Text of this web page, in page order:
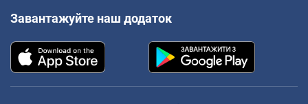
Завантажуйте наш додаток